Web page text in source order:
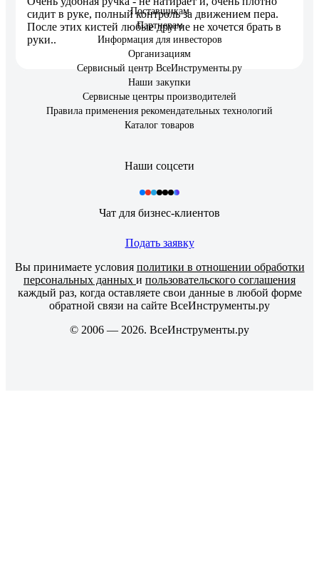
сидит в руке, полный контроль за движением пера.
После этих кистей любые другие не хочется брать в
руки..
Поставщикам
Партнерам
Информация для инвесторов
Организациям
Сервисный центр ВсеИнструменты.ру
Наши закупки
Сервисные центры производителей
Правила применения рекомендательных технологий
Каталог товаров
Наши соцсети
Чат для бизнес-клиентов
Подать заявку
Вы принимаете условия политики в отношении обработки
персональных данных и пользовательского соглашения
каждый раз, когда оставляете свои данные в любой форме
обратной связи на сайте ВсеИнструменты.ру
© 2006 — 2026. ВсеИнструменты.ру